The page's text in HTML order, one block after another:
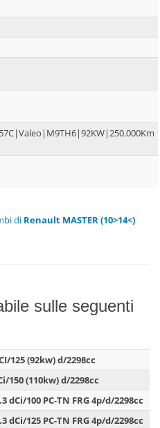
di Renault MASTER (10>14<)
sulle seguenti
125 (92kw) d/2298cc
150 (110kw) d/2298cc
dCi/100 PC-TN FRG 4p/d/2298cc
dCi/125 PC-TN FRG 4p/d/2298cc